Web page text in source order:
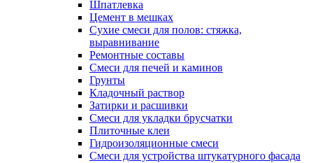
Шпатлевка
Цемент в мешках
Сухие смеси для полов: стяжка,
выравнивание
Ремонтные составы
Смеси для печей и каминов
Грунты
Кладочный раствор
Затирки и расшивки
Смеси для укладки брусчатки
Плиточные клеи
Гидроизоляционные смеси
Смеси для устройства штукатурного фасада